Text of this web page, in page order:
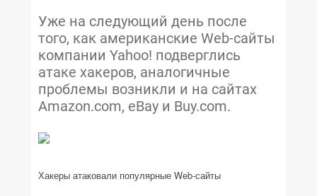
Уже на следующий день после
того, как американские Web-сайты
компании Yahoo! подверглись
атаке хакеров, аналогичные
проблемы возникли и на сайтах
Amazon.com, eBay и Buy.com.
Хакеры атаковали популярные Web-сайты